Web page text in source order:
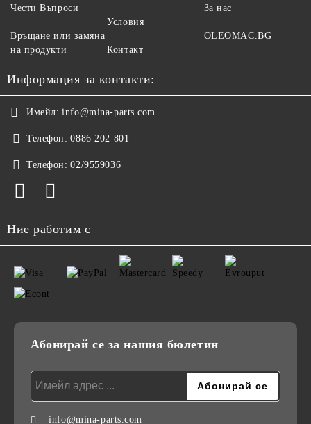
Чести Въпроси
Връщане или замяна
на продукти
Условия
Контакт
За нас
OLEOMAC.BG
Информация за контакти:
Имейл: info@mina-parts.com
Телефон: 0886 202 801
Телефон: 02/9559036
Ние работим с
Абонирай се за нашия бюлетин
info@mina-parts.com